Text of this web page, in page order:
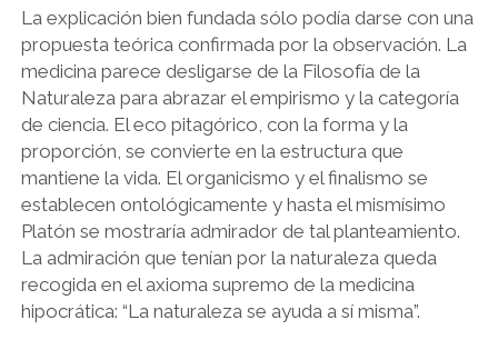
La explicación bien fundada sólo podía darse con una
propuesta teórica confirmada por la observación. La
medicina parece desligarse de la Filosofía de la
Naturaleza para abrazar el empirismo y la categoría
de ciencia. El eco pitagórico, con la forma y la
proporción, se convierte en la estructura que
mantiene la vida. El organicismo y el finalismo se
establecen ontológicamente y hasta el mismísimo
Platón se mostraría admirador de tal planteamiento.
La admiración que tenían por la naturaleza queda
recogida en el axioma supremo de la medicina
hipocrática: “La naturaleza se ayuda a sí misma”.